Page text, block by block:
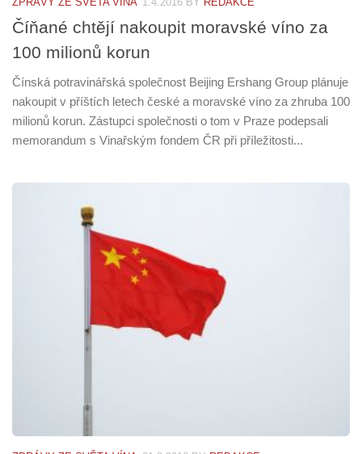
Číňané chtějí nakoupit moravské víno za
100 milionů korun
Čínská potravinářská společnost Beijing Ershang Group plánuje
nakoupit v příštích letech české a moravské víno za zhruba 100
milionů korun. Zástupci společnosti o tom v Praze podepsali
memorandum s Vinařským fondem ČR při příležitosti...